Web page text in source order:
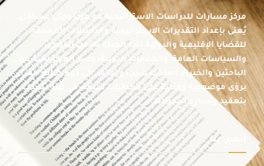
مركز مسارات للدراسات الاستراتيجية هو مركز بحثي مستقل
يُعنى بإعداد التقديرات الاستراتيجية والتحليلات المعمقة
للقضايا الإقليمية والدولية ذات الصلة بالأمن القومي،
والسياسات العامة، والعلاقات الدولية، يضم المركز نخبة من
الباحثين والخبراء المتخصصين، ويهدف إلى دعم صانع القرار
برؤى موضوعية ومبنية على معطيات دقيقة، في بيئة تتسم
بتعقيد وتسارع التحولات.
اتصل بنا